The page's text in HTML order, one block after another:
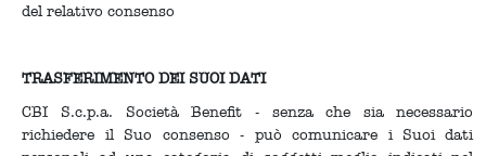
del relativo consenso
TRASFERIMENTO DEI SUOI DATI
CBI S.c.p.a. Società Benefit - senza che sia necessario
richiedere il Suo consenso - può comunicare i Suoi dati